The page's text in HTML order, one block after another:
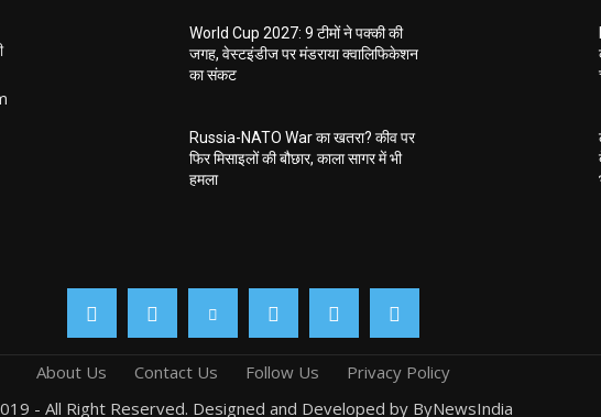
World Cup 2027: 9 टीमों ने पक्की की
जगह, वेस्टइंडीज पर मंडराया क्वालिफिकेशन
का संकट
Russia-NATO War का खतरा? कीव पर
फिर मिसाइलों की बौछार, काला सागर में भी
हमला
About Us Contact Us Follow Us
Privacy Policy
- All Right Reserved. Designed and Developed by ByNewsIndia